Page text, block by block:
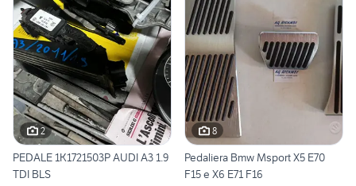
2
PEDALE 1K1721503P AUDI A3 1.9
TDI BLS
8
Pedaliera Bmw Msport X5 E70
F15 e X6 E71 F16